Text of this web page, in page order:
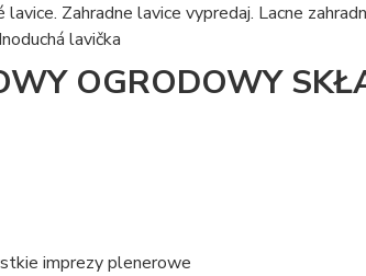
Zahradne lavice vypredaj. Lacne
lavička
OGRODOWY
imprezy plenerowe